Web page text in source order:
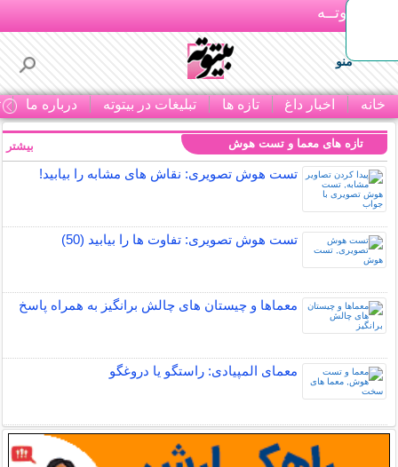
بـیتوتــه
منو
خانه اخبار داغ تازه ها تبلیغات در بیتوته درباره ما
تازه های معما و تست هوش
تست هوش تصویری: نقاش های مشابه را بیابید!
تست هوش تصویری: تفاوت ها را بیابید (50)
معماها و چیستان های چالش برانگیز به همراه پاسخ
معمای المپیادی: راستگو یا دروغگو
بیشتر